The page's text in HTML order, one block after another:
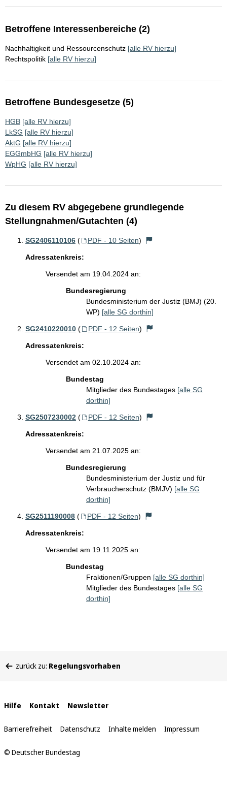
Betroffene Interessenbereiche (2)
Nachhaltigkeit und Ressourcenschutz [alle RV hierzu]
Rechtspolitik [alle RV hierzu]
Betroffene Bundesgesetze (5)
HGB [alle RV hierzu]
LkSG [alle RV hierzu]
AktG [alle RV hierzu]
EGGmbHG [alle RV hierzu]
WpHG [alle RV hierzu]
Zu diesem RV abgegebene grundlegende
Stellungnahmen/Gutachten (4)
SG2406110106 ( PDF - 10 Seiten)
Adressatenkreis:
Versendet am 19.04.2024 an:
Bundesregierung
Bundesministerium der Justiz (BMJ) (20.
WP) [alle SG dorthin]
SG2410220010 ( PDF - 12 Seiten)
Adressatenkreis:
Versendet am 02.10.2024 an:
Bundestag
Mitglieder des Bundestages [alle SG
dorthin]
SG2507230002 ( PDF - 12 Seiten)
Adressatenkreis:
Versendet am 21.07.2025 an:
Bundesregierung
Bundesministerium der Justiz und für
Verbraucherschutz (BMJV) [alle SG
dorthin]
SG2511190008 ( PDF - 12 Seiten)
Adressatenkreis:
Versendet am 19.11.2025 an:
Bundestag
Fraktionen/Gruppen [alle SG dorthin]
Mitglieder des Bundestages [alle SG
dorthin]
befinden
zurück zu: Regelungsvorhaben
Interne
Links
Hilfe Kontakt Newsletter
Barrierefreiheit Datenschutz Inhalte melden Impressum
© Deutscher Bundestag